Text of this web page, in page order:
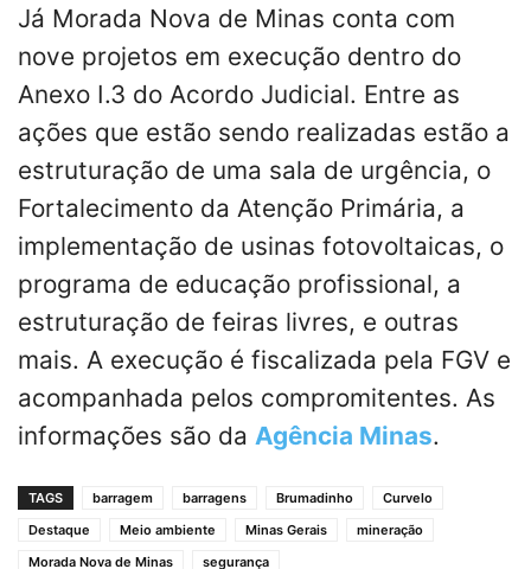
Já Morada Nova de Minas conta com
nove projetos em execução dentro do
Anexo I.3 do Acordo Judicial. Entre as
ações que estão sendo realizadas estão a
estruturação de uma sala de urgência, o
Fortalecimento da Atenção Primária, a
implementação de usinas fotovoltaicas, o
programa de educação profissional, a
estruturação de feiras livres, e outras
mais. A execução é fiscalizada pela FGV e
acompanhada pelos compromitentes. As
informações são da Agência Minas.
TAGS barragem barragens Brumadinho
Curvelo
Destaque
Meio ambiente Minas Gerais
mineração
Morada Nova de Minas
segurança